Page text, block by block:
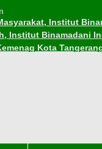
Institut
Institut Binamadani
Kota
Ramadhan 1447 H